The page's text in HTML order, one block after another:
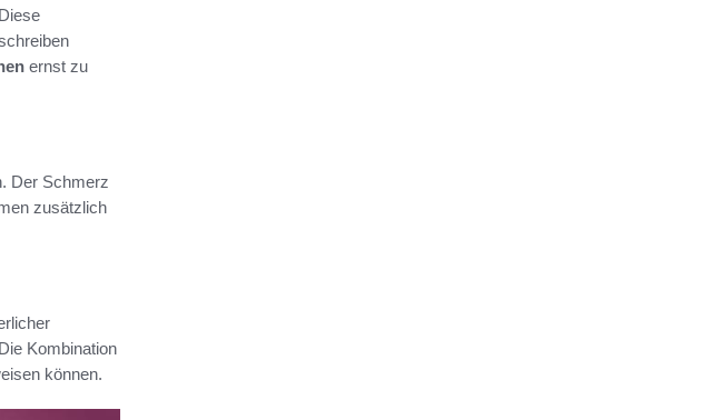
ernst zu
Der Schmerz
zusätzlich
Kombination
können.